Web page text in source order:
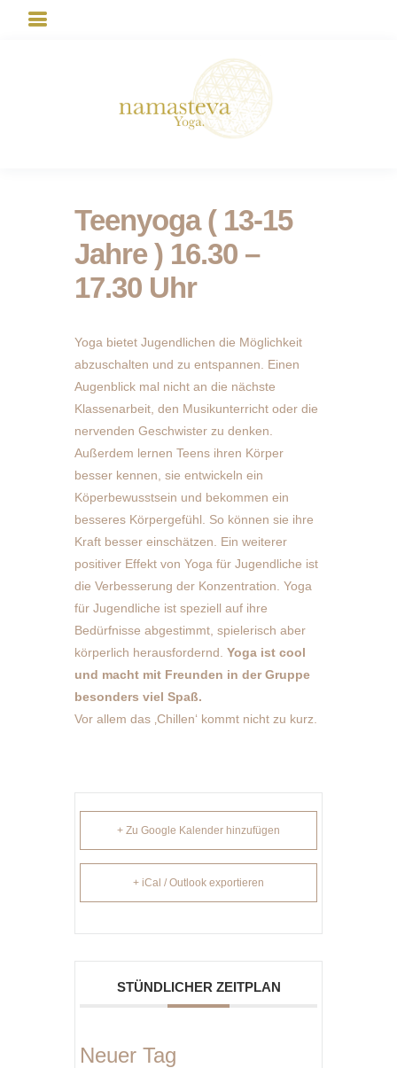
Teenyoga ( 13-15
Jahre ) 16.30 –
17.30 Uhr
Yoga bietet Jugendlichen die Möglichkeit
abzuschalten und zu entspannen. Einen
Augenblick mal nicht an die nächste
Klassenarbeit, den Musikunterricht oder die
nervenden Geschwister zu denken.
Außerdem lernen Teens ihren Körper
besser kennen, sie entwickeln ein
Köperbewusstsein und bekommen ein
besseres Körpergefühl. So können sie ihre
Kraft besser einschätzen. Ein weiterer
positiver Effekt von Yoga für Jugendliche ist
die Verbesserung der Konzentration. Yoga
für Jugendliche ist speziell auf ihre
Bedürfnisse abgestimmt, spielerisch aber
körperlich herausfordernd. Yoga ist cool
und macht mit Freunden in der Gruppe
besonders viel Spaß.
Vor allem das ‚Chillen‘ kommt nicht zu kurz.
+ Zu Google Kalender hinzufügen
+ iCal / Outlook exportieren
STÜNDLICHER ZEITPLAN
Neuer Tag